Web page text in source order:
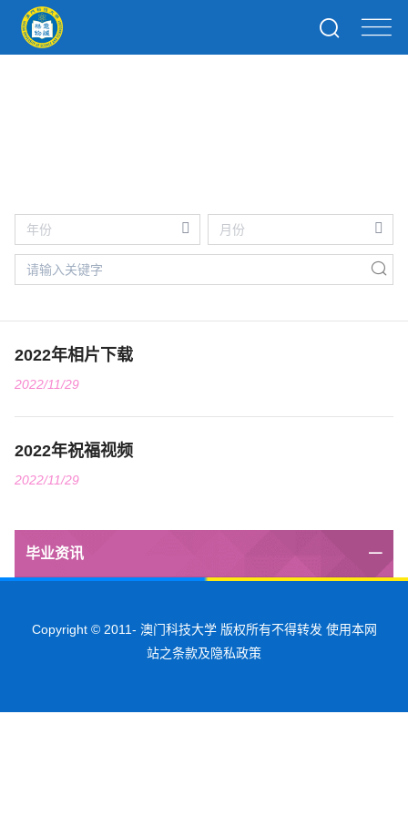
2022年相片下载
2022/11/29
2022年祝福视频
2022/11/29
毕业资讯
Copyright © 2011- 澳门科技大学 版权所有不得转发 使用本网
站之条款及隐私政策